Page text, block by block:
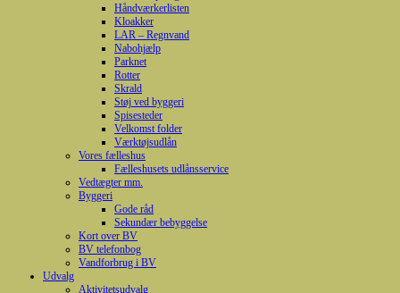
Håndværkerlisten
Kloakker
LAR – Regnvand
Nabohjælp
Parknet
Rotter
Skrald
Støj ved byggeri
Spisesteder
Velkomst folder
Værktøjsudlån
Vores fælleshus
Fælleshusets udlånsservice
Vedtægter mm.
Byggeri
Gode råd
Sekundær bebyggelse
Kort over BV
BV telefonbog
Vandforbrug i BV
Udvalg
Aktivitetsudvalg